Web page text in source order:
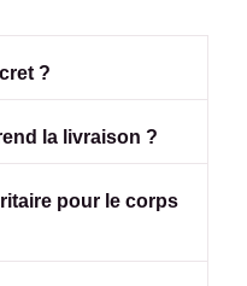
?
la livraison ?
pour le corps